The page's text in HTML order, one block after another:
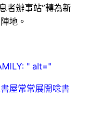
者辦事站”轉為新
地。
" alt="
屋常常展開唸書